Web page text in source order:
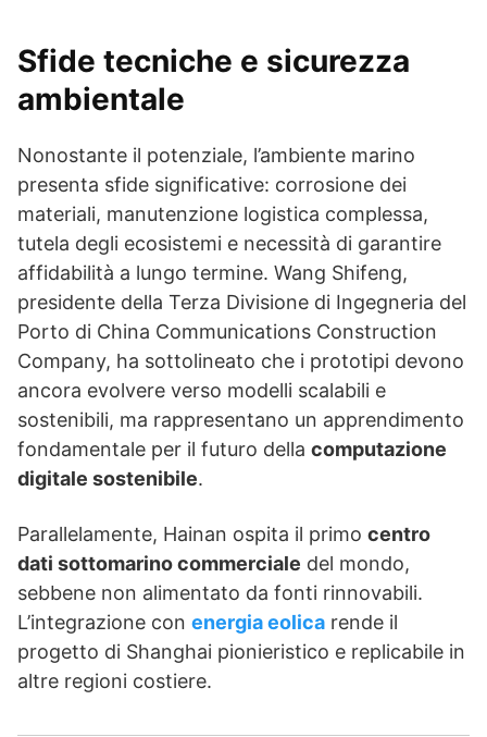
Sfide tecniche e sicurezza
ambientale
Nonostante il potenziale, l’ambiente marino
presenta sfide significative: corrosione dei
materiali, manutenzione logistica complessa,
tutela degli ecosistemi e necessità di garantire
affidabilità a lungo termine. Wang Shifeng,
presidente della Terza Divisione di Ingegneria del
Porto di China Communications Construction
Company, ha sottolineato che i prototipi devono
ancora evolvere verso modelli scalabili e
sostenibili, ma rappresentano un apprendimento
fondamentale per il futuro della computazione
digitale sostenibile.
Parallelamente, Hainan ospita il primo centro
dati sottomarino commerciale del mondo,
sebbene non alimentato da fonti rinnovabili.
L’integrazione con energia eolica rende il
progetto di Shanghai pionieristico e replicabile in
altre regioni costiere.